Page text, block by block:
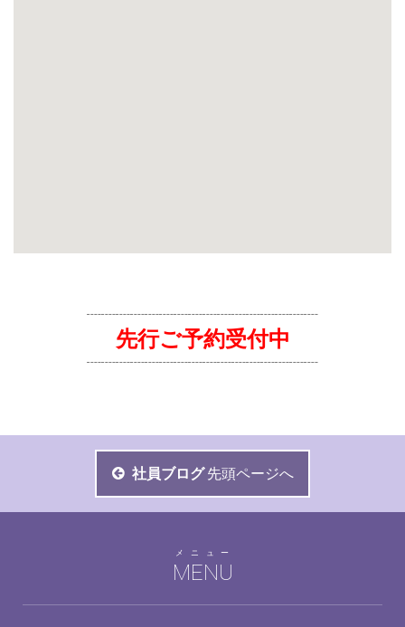
┈┈┈┈┈┈┈┈┈┈┈┈┈┈┈┈
先行ご予約受付中
┈┈┈┈┈┈┈┈┈┈┈┈┈┈┈┈
社員ブログ 先頭ページへ
MENU
メニュー